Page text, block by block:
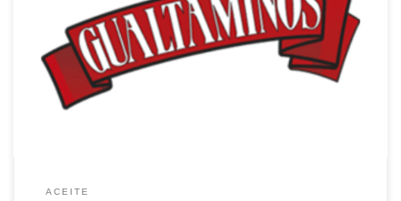
Página web: Web Correo Electrónico: Contactar por correo
electrónico Teléfono: Teléono: +34 927566408 Ámbito de
suministro: NACIONAL Productos que ofrece: Servicio de
reparto a través de mensajería en 24/48 horas.
ACEITE